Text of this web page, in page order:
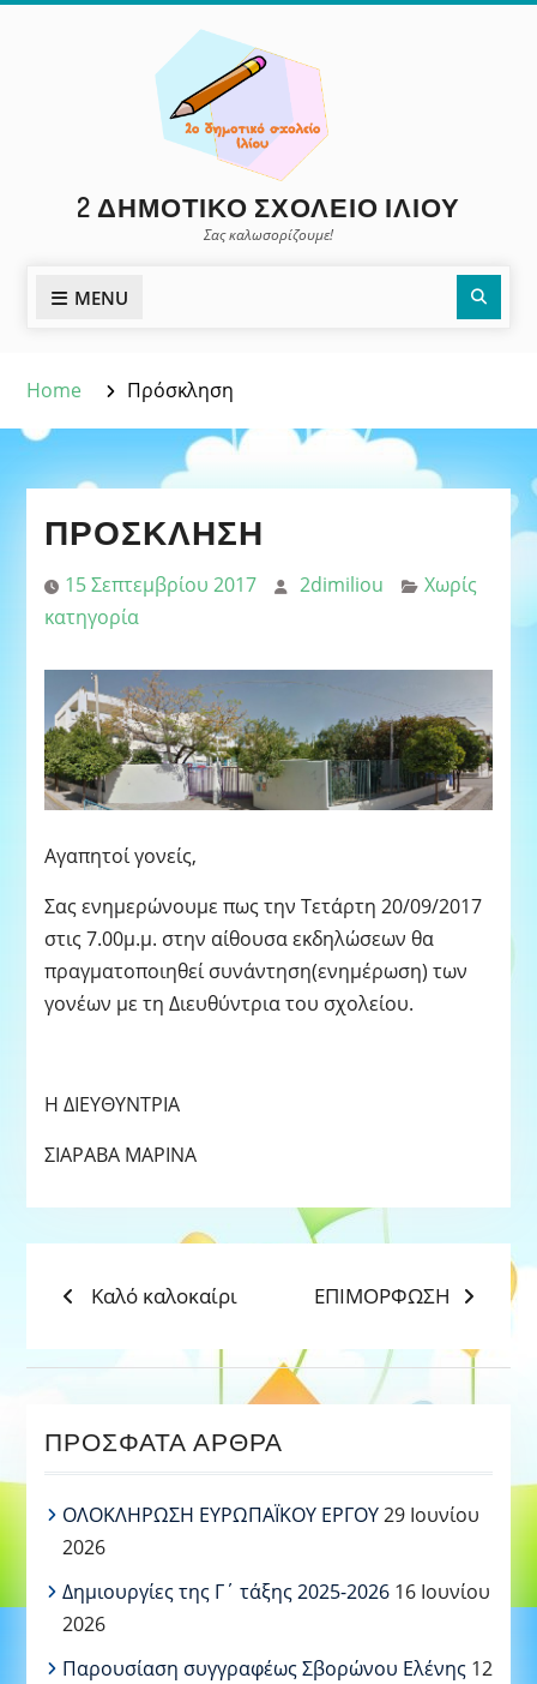
2 ΔΗΜΟΤΙΚΌ ΣΧΟΛΕΊΟ ΙΛΊΟΥ
Σας καλωσορίζουμε!
MENU
Home Πρόσκληση
ΠΡΌΣΚΛΗΣΗ
15 Σεπτεμβρίου 2017 2dimiliou
Χωρίς
κατηγορία
Αγαπητοί γονείς,
Σας ενημερώνουμε πως την Τετάρτη 20/09/2017
στις 7.00μ.μ. στην αίθουσα εκδηλώσεων θα
πραγματοποιηθεί συνάντηση(ενημέρωση) των
γονέων με τη Διευθύντρια του σχολείου.
Η ΔΙΕΥΘΥΝΤΡΙΑ
ΣΙΑΡΑΒΑ ΜΑΡΙΝΑ
ΠΛΟΉΓΗΣΗ
Previous
Καλό καλοκαίρι
Next
ΕΠΙΜΟΡΦΩΣΗ
ΠΡΌΣΦΑΤΑ ΆΡΘΡΑ
ΟΛΟΚΛΗΡΩΣΗ ΕΥΡΩΠΑΪΚΟΥ ΕΡΓΟΥ29 Ιουνίου
2026
Δημιουργίες της Γ΄ τάξης 2025-2026 16 Ιουνίου
2026
Παρουσίαση συγγραφέως Σβορώνου Ελένης 12